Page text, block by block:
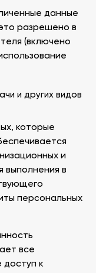
данные
разрешено в
(включено
и других видов
которые
и
выполнения в
персональных
все
к